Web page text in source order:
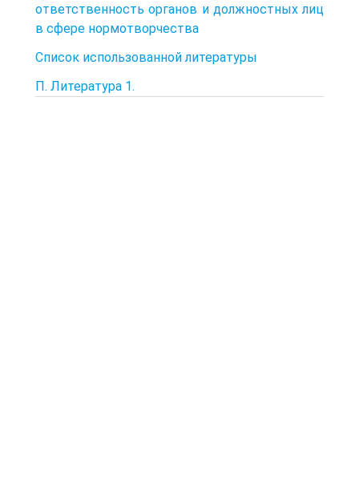
ответственность органов и должностных лиц
в сфере нормотворчества
Список использованной литературы
П. Литература 1.